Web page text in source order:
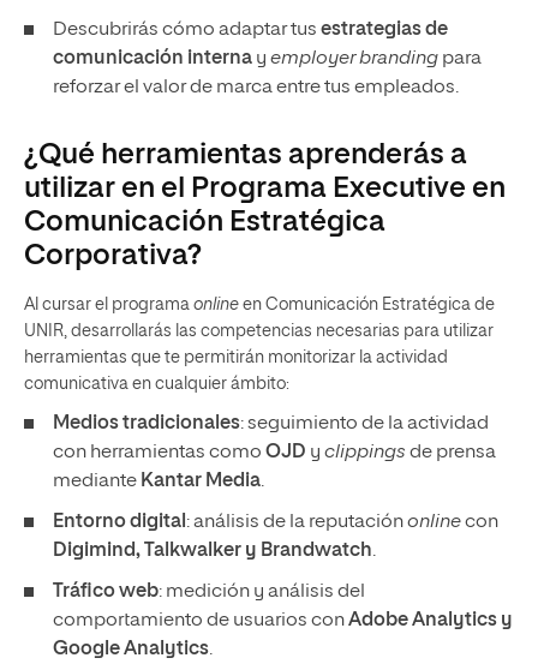
Descubrirás cómo adaptar tus estrategias de
comunicación interna y employer branding para
reforzar el valor de marca entre tus empleados.
¿Qué herramientas aprenderás a
utilizar en el Programa Executive en
Comunicación Estratégica
Corporativa?
Al cursar el programa online en Comunicación Estratégica de
UNIR, desarrollarás las competencias necesarias para utilizar
herramientas que te permitirán monitorizar la actividad
comunicativa en cualquier ámbito:
Medios tradicionales: seguimiento de la actividad
con herramientas como OJD y clippings de prensa
mediante Kantar Media.
Entorno digital : análisis de la reputaciónonlinecon
Digimind, Talkwalker y Brandwatch.
Tráfico web: medición y análisis del
comportamiento de usuarios conAdobe Analytics y
Google Analytics.